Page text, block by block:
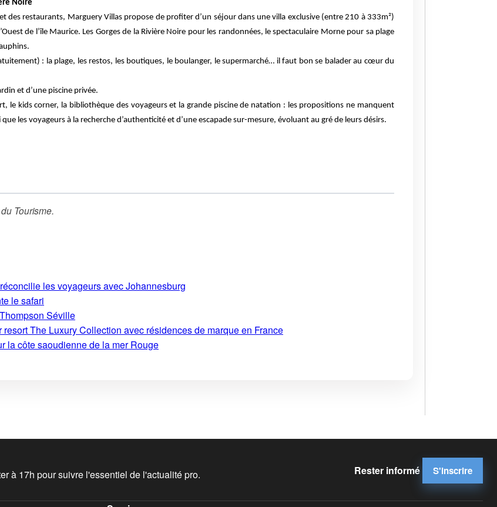
Noire
des restaurants, Marguery Villas propose de profiter d’un séjour dans une villa exclusive (entre 210 à 333m²)
de l’île Maurice. Les Gorges de la Rivière Noire pour les randonnées, le spectaculaire Morne pour sa plage
: la plage, les restos, les boutiques, le boulanger, le supermarché… il faut bon se balader au cœur du
et d’une piscine privée.
le kids corner, la bibliothèque des voyageurs et la grande piscine de natation : les propositions ne manquent
les voyageurs à la recherche d’authenticité et d’une escapade sur-mesure, évoluant au gré de leurs désirs.
Tourisme.
les voyageurs avec Johannesburg
le safari
Séville
The Luxury Collection avec résidences de marque en France
la côte saoudienne de la mer Rouge
à 17h pour suivre l'essentiel de l'actualité pro. Rester informé S'inscrire